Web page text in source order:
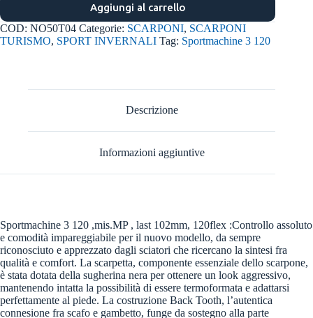
Aggiungi al carrello
COD: NO50T04 Categorie: SCARPONI, SCARPONI
TURISMO, SPORT INVERNALI Tag: Sportmachine 3 120
Descrizione
Informazioni aggiuntive
Sportmachine 3 120 ,mis.MP , last 102mm, 120flex :Controllo assoluto
e comodità impareggiabile per il nuovo modello, da sempre
riconosciuto e apprezzato dagli sciatori che ricercano la sintesi fra
qualità e comfort. La scarpetta, componente essenziale dello scarpone,
è stata dotata della sugherina nera per ottenere un look aggressivo,
mantenendo intatta la possibilità di essere termoformata e adattarsi
perfettamente al piede. La costruzione Back Tooth, l’autentica
connesione fra scafo e gambetto, funge da sostegno alla parte